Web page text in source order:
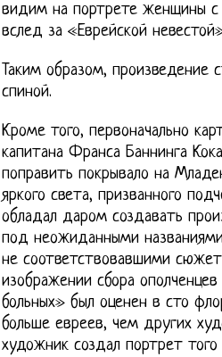
видим на портрете женщины с
вслед за «Еврейской
Таким образом, произведение
спиной.
Кроме того, первоначально
капитана Франса Баннинга
поправить покрывало на
яркого света, призванного
обладал даром создавать
под неожиданными
не соответствовавшими
изображении сбора
больных» был оценен в сто
больше евреев, чем других
художник создал портрет